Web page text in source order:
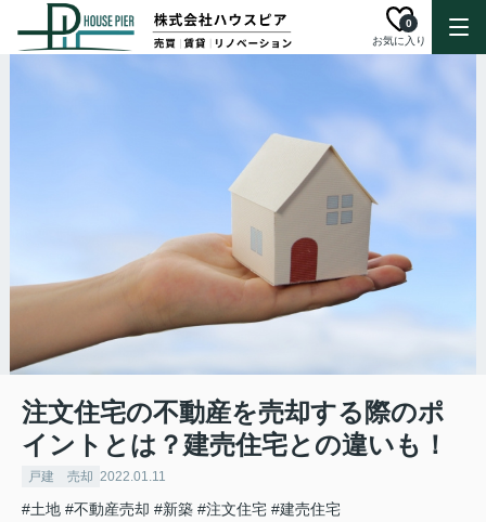
お気に入り
0
注文住宅の不動産を売却する際のポ
イントとは？建売住宅との違いも！
戸建 売却 2022.01.11
#土地 #不動産売却 #新築 #注文住宅 #建売住宅